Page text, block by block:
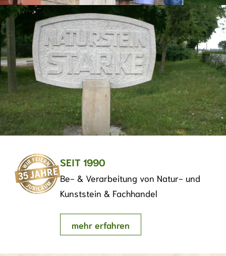
SEIT 1990
Be- & Verarbeitung von Natur- und
Kunststein & Fachhandel
mehr erfahren